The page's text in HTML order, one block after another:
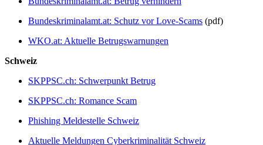
Bundeskriminalamt.at: Schutz vor Love-Scams (pdf)
WKO.at: Aktuelle Betrugswarnungen
Schweiz
SKPPSC.ch: Schwerpunkt Betrug
SKPPSC.ch: Romance Scam
Phishing Meldestelle Schweiz
Aktuelle Meldungen Cyberkriminalität Schweiz